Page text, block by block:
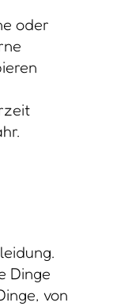
oder
Dinge
von